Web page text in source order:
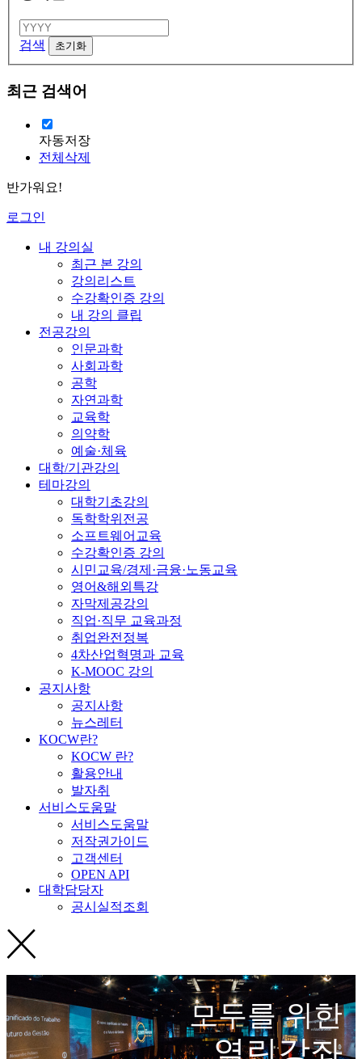
검색
최근 검색어
자동저장
전체삭제
반가워요!
로그인
내 강의실
최근 본 강의
강의리스트
수강확인증 강의
내 강의 클립
전공강의
인문과학
사회과학
공학
자연과학
교육학
의약학
예술·체육
대학/기관강의
테마강의
대학기초강의
독학학위전공
소프트웨어교육
수강확인증 강의
시민교육/경제·금융·노동교육
영어&해외특강
자막제공강의
직업·직무 교육과정
취업완전정복
4차산업혁명과 교육
K-MOOC 강의
공지사항
공지사항
뉴스레터
KOCW란?
KOCW 란?
활용안내
발자취
서비스도움말
서비스도움말
저작권가이드
고객센터
OPEN API
대학담당자
공시실적조회
모두를 위한